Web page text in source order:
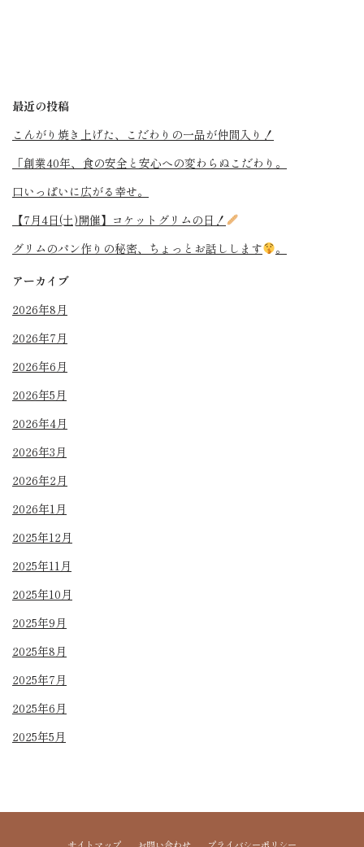
最近の投稿
こんがり焼き上げた、こだわりの一品が仲間入り！
「創業40年、食の安全と安心への変わらぬこだわり。
口いっぱいに広がる幸せ。
【7月4日(土)開催】コケットグリムの日！
グリムのパン作りの秘密、ちょっとお話しします
。
アーカイブ
2026年8月
2026年7月
2026年6月
2026年5月
2026年4月
2026年3月
2026年2月
2026年1月
2025年12月
2025年11月
2025年10月
2025年9月
2025年8月
2025年7月
2025年6月
2025年5月